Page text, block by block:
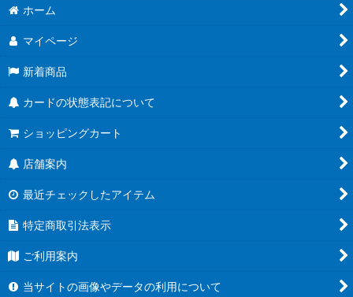
ホーム
マイページ
新着商品
カードの状態表記について
ショッピングカート
店舗案内
最近チェックしたアイテム
特定商取引法表示
ご利用案内
当サイトの画像やデータの利用について